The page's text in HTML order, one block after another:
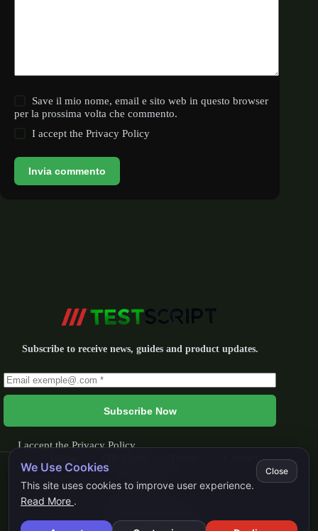
Save il mio nome, email e sito web in questo browser
per la prossima volta che commento.
I accept thePrivacy Policy
Invia commento
Subscribe to receive news, guides and product updates.
Subscribe Now
I accept thePrivacy Policy
Privacy Policy
We Use Cookies
This site uses cookies to improve user experience.
Read More .
Close